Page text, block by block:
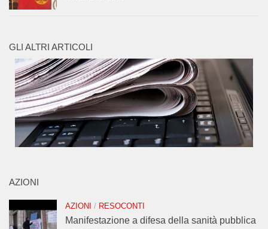
GLI ALTRI ARTICOLI
AZIONI
AZIONI / RESOCONTI
Manifestazione a difesa della sanità pubblica